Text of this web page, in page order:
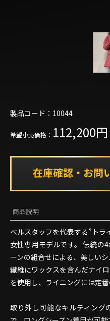
製品コード：10044
希望小売価格： 112,200円
商品説明
べルスタッフを代表する”トラ
女性専用モデルです。 伝統の
ーンの組合せによる、美しいシ
繊維にワックスを含んだナイ
を使用し、ライニングには定
取り外し可能なキルティング